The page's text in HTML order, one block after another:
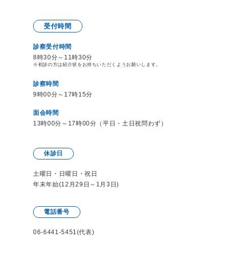
受付時間
診察受付時間
8時30分～11時30分
※初診の方は紹介状をお持ちいただくようお願いします。
診察時間
9時00分～17時15分
面会時間
13時00分～17時00分（平日・土日祝問わず）
休診日
土曜日・日曜日・祝日
年末年始(12月29日～1月3日)
電話番号
06-6441-5451(代表)